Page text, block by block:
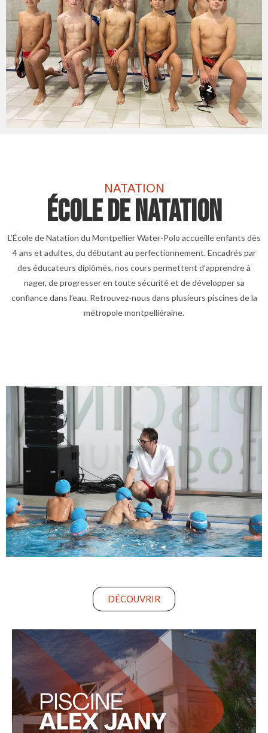
NATATION
ÉCOLE DE NATATION
L’École de Natation du Montpellier Water-Polo accueille enfants dès
4 ans et adultes, du débutant au perfectionnement. Encadrés par
des éducateurs diplômés, nos cours permettent d’apprendre à
nager, de progresser en toute sécurité et de développer sa
confiance dans l’eau. Retrouvez-nous dans plusieurs piscines de la
métropole montpelliéraine.
DÉCOUVRIR